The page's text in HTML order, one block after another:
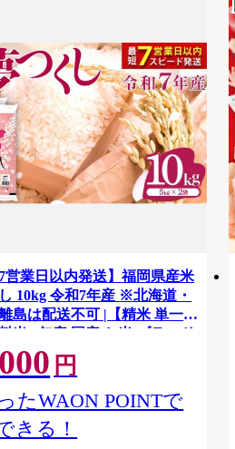
7営業日以内発送】福岡県産米
10kg 令和7年産 ※北海道・
島は配送不可 |【精米 単一米
米 7年産 国産 お米 ブランド
2 ゆめつくし】CY009_01
円
たWAON POINTで
きる！